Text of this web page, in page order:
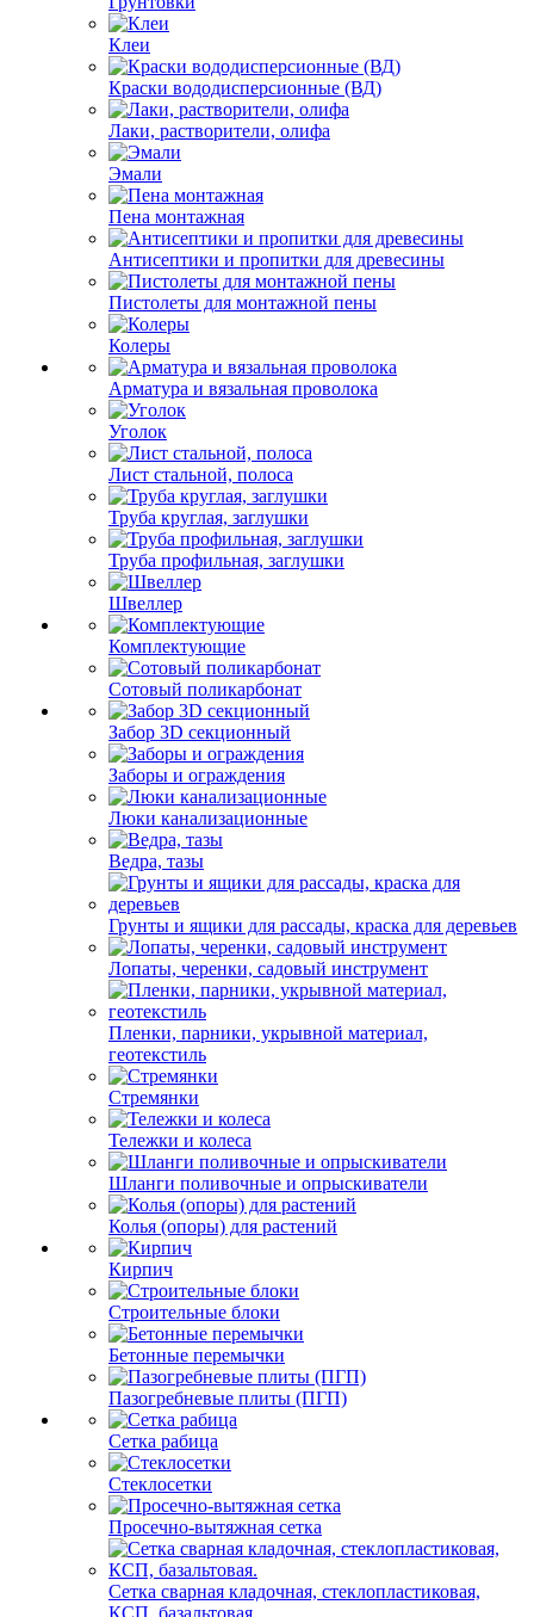
Клеи
Краски вододисперсионные (ВД)
Лаки, растворители, олифа
Эмали
Пена монтажная
Антисептики и пропитки для древесины
Пистолеты для монтажной пены
Колеры
Арматура и вязальная проволока
Уголок
Лист стальной, полоса
Труба круглая, заглушки
Труба профильная, заглушки
Швеллер
Комплектующие
Сотовый поликарбонат
Забор 3D секционный
Заборы и ограждения
Люки канализационные
Ведра, тазы
Грунты и ящики для рассады, краска для деревьев
Лопаты, черенки, садовый инструмент
Пленки, парники, укрывной материал,
геотекстиль
Стремянки
Тележки и колеса
Шланги поливочные и опрыскиватели
Колья (опоры) для растений
Кирпич
Строительные блоки
Бетонные перемычки
Пазогребневые плиты (ПГП)
Сетка рабица
Стеклосетки
Просечно-вытяжная сетка
Сетка сварная кладочная, стеклопластиковая,
КСП, базальтовая.